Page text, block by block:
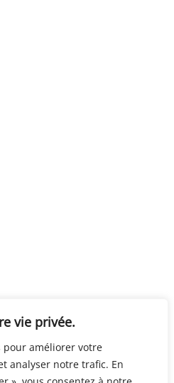
vie privée.
pour améliorer votre
analyser notre trafic. En